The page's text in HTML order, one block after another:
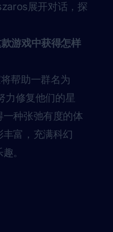
展开对话，探
游戏中获得怎样
帮助一群名为
力修复他们的星
种张弛有度的体
富，充满科幻
。